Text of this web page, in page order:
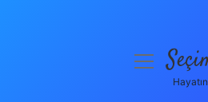
menüyü